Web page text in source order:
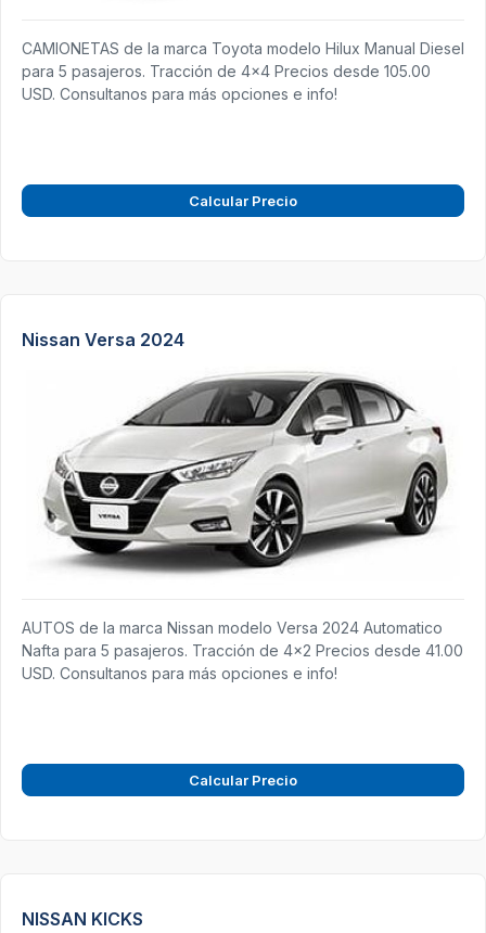
CAMIONETAS de la marca Toyota modelo Hilux Manual Diesel
para 5 pasajeros. Tracción de 4x4 Precios desde 105.00
USD. Consultanos para más opciones e info!
Calcular Precio
Nissan Versa 2024
AUTOS de la marca Nissan modelo Versa 2024 Automatico
Nafta para 5 pasajeros. Tracción de 4x2 Precios desde 41.00
USD. Consultanos para más opciones e info!
Calcular Precio
NISSAN KICKS